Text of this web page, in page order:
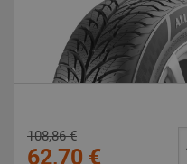
108,86 €
62,70 €